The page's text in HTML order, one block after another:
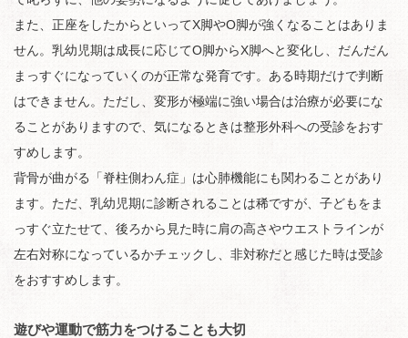
また、正座をしたからといってX脚やO脚が強くなることはありま
せん。乳幼児期は成長に応じてO脚からX脚へと変化し、だんだん
まっすぐになっていくのが正常な発育です。ある時期だけで判断
はできません。ただし、変形が極端に強い場合は治療が必要にな
ることがありますので、気になるときは整形外科への受診をおす
すめします。
背骨が曲がる「脊柱側わん症」は心肺機能にも関わることがあり
ます。ただ、乳幼児期に診断されることは稀ですが、子どもをま
っすぐ立たせて、後ろから見た時に肩の高さやウエストラインが
左右対称になっているかチェックし、非対称だと感じた時は受診
をおすすめします。
遊びや運動で筋力をつけることも大切